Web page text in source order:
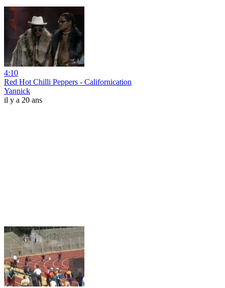
4:10
Red Hot Chilli Peppers - Californication
Yannick
il y a 20 ans